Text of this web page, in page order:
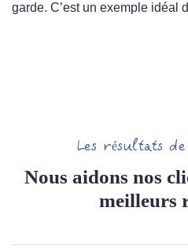
garde. C’est un exemple idéal
Les résultats
Nous aidons nos
meilleurs